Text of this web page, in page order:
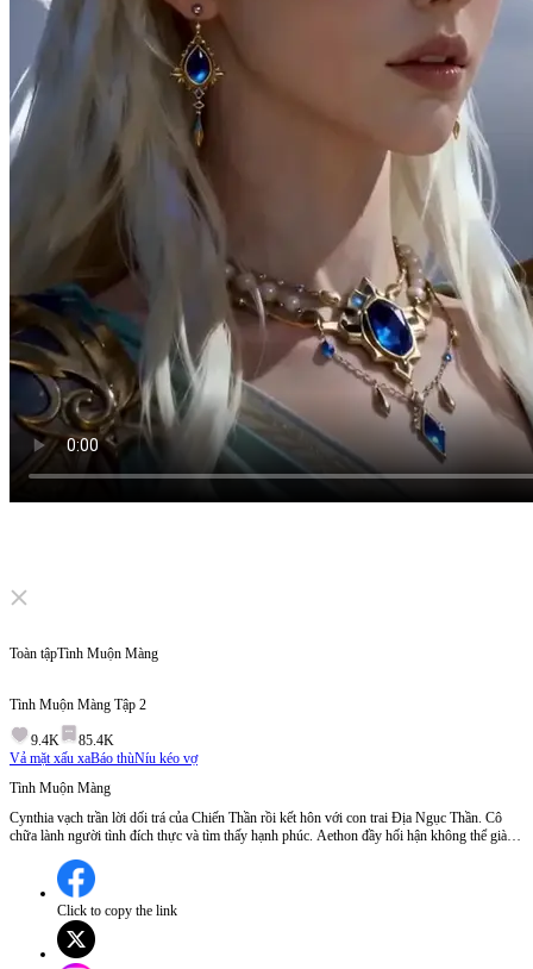
Click to unmute
Cháu yêu trái tim
trong sáng của Daphne,
Toàn tậpTình Muộn Màng
Tình Muộn Màng Tập 2
9.4K
85.4K
Vả mặt xấu xaBáo thùNíu kéo vợ
Tình Muộn Màng
Cynthia vạch trần lời dối trá của Chiến Thần rồi kết hôn với con trai Địa Ngục Thần. Cô
chữa lành người tình đích thực và tìm thấy hạnh phúc. Aethon đầy hối hận không thể giành
Click to copy the link